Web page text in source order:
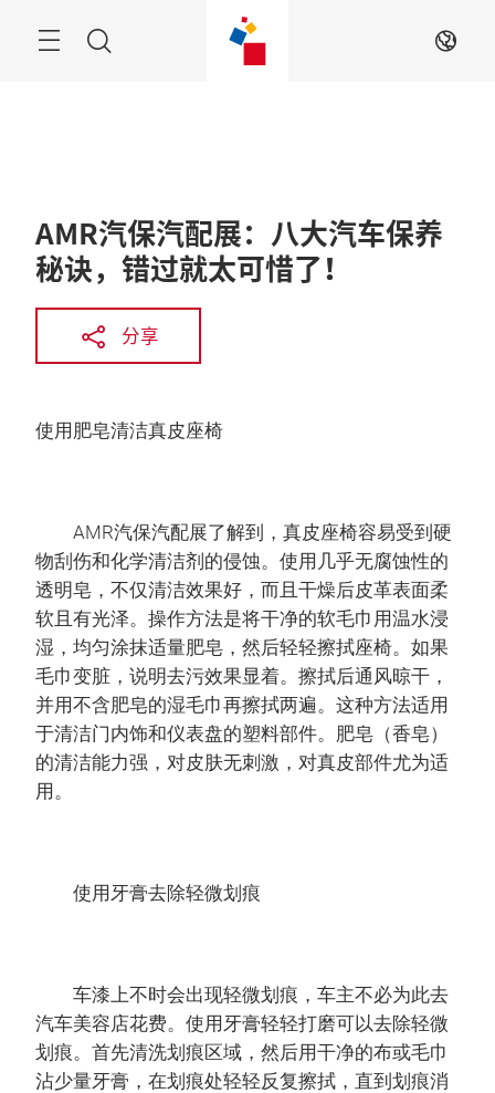
菜
ZH
AMR汽保汽配展：八大汽车保养
秘诀，错过就太可惜了！
分享
使用肥皂清洁真皮座椅
AMR汽保汽配展了解到，真皮座椅容易受到硬
物刮伤和化学清洁剂的侵蚀。使用几乎无腐蚀性的
透明皂，不仅清洁效果好，而且干燥后皮革表面柔
软且有光泽。操作方法是将干净的软毛巾用温水浸
湿，均匀涂抹适量肥皂，然后轻轻擦拭座椅。如果
毛巾变脏，说明去污效果显着。擦拭后通风晾干，
并用不含肥皂的湿毛巾再擦拭两遍。这种方法适用
于清洁门内饰和仪表盘的塑料部件。肥皂（香皂）
的清洁能力强，对皮肤无刺激，对真皮部件尤为适
用。
使用牙膏去除轻微划痕
车漆上不时会出现轻微划痕，车主不必为此去
汽车美容店花费。使用牙膏轻轻打磨可以去除轻微
划痕。首先清洗划痕区域，然后用干净的布或毛巾
沾少量牙膏，在划痕处轻轻反复擦拭，直到划痕消